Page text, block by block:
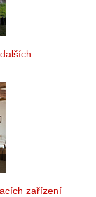
zařízení